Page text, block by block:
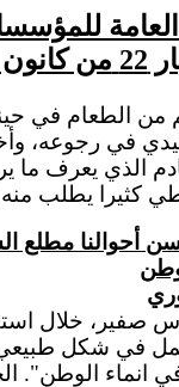
22
من كانون
من الطعام في
في رجوعه،
الذي يعرف ما
يطلب منه
أحوالنا مطلع
نصرالله بطرس
في شكل
الوطن".